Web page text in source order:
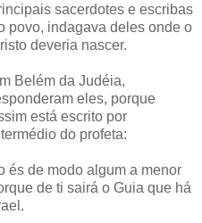
sacerdotes e escribas
povo, indagava deles onde o
deveria nascer.
Belém da Judéia,
eles, porque
está escrito por
do profeta:
és de modo algum a menor
de ti sairá o Guia que há